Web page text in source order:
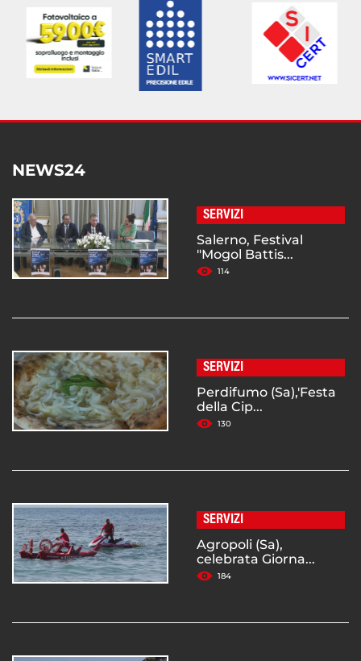
NEWS24
SERVIZI
Salerno, Festival
"Mogol Battis...
114
SERVIZI
Perdifumo (Sa),'Festa
della Cip...
130
SERVIZI
Agropoli (Sa),
celebrata Giorna...
184